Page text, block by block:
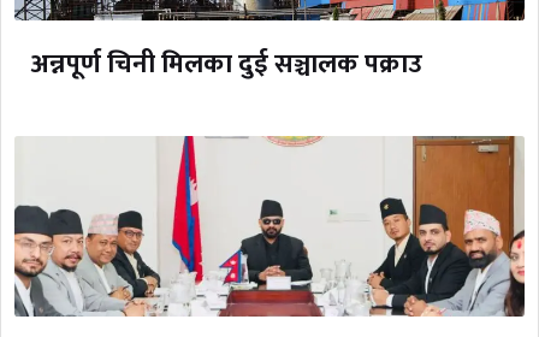
अन्नपूर्ण चिनी मिलका दुई सञ्चालक पक्राउ